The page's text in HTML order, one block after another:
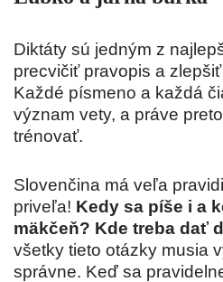
Diktáty sú jedným z
precvičiť pravopis a
Každé písmeno a každá
význam vety, a práve
trénovať.
Slovenčina má veľa
priveľa! Kedy sa píše i a
mäkčeň? Kde treba dať
všetky tieto otázky musia
správne. Keď sa